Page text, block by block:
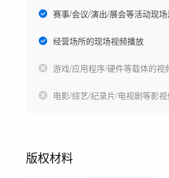
赛事/会议/演出/展会等活动现
经营场所的现场视频播放
游戏/应用程序/硬件等载体的视
电影/综艺/纪录片/电视剧等影
版权材料